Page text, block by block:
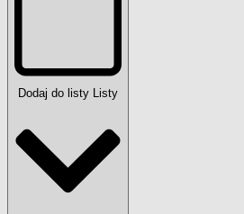
Dodaj do listy Listy